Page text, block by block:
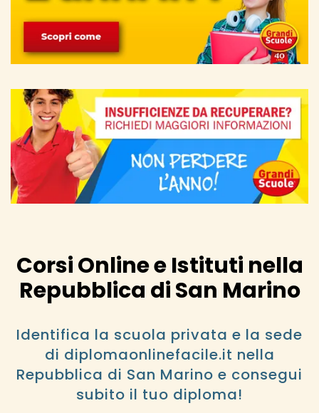
Corsi Online e Istituti nella
Repubblica di San Marino
Identifica la scuola privata e la sede
di diplomaonlinefacile.it nella
Repubblica di San Marino e consegui
subito il tuo diploma!